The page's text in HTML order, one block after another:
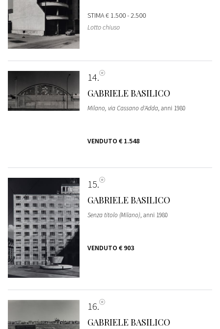
STIMA€ 1.500 - 2.500
Lotto chiuso
14
GABRIELE BASILICO
Milano, via Cassano d'Adda, anni 1980
VENDUTO € 1.548
15
GABRIELE BASILICO
Senza titolo (Milano), anni 1980
VENDUTO € 903
16
GABRIELE BASILICO